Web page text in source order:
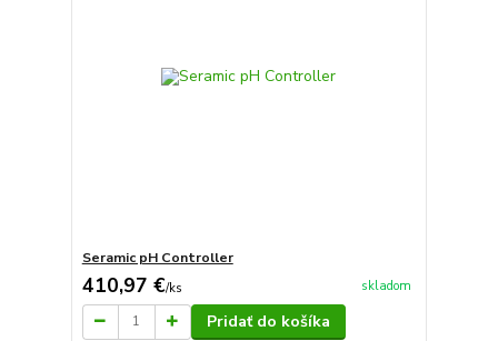
Seramic pH Controller
410,97 €/ks skladom
Pridať do košíka